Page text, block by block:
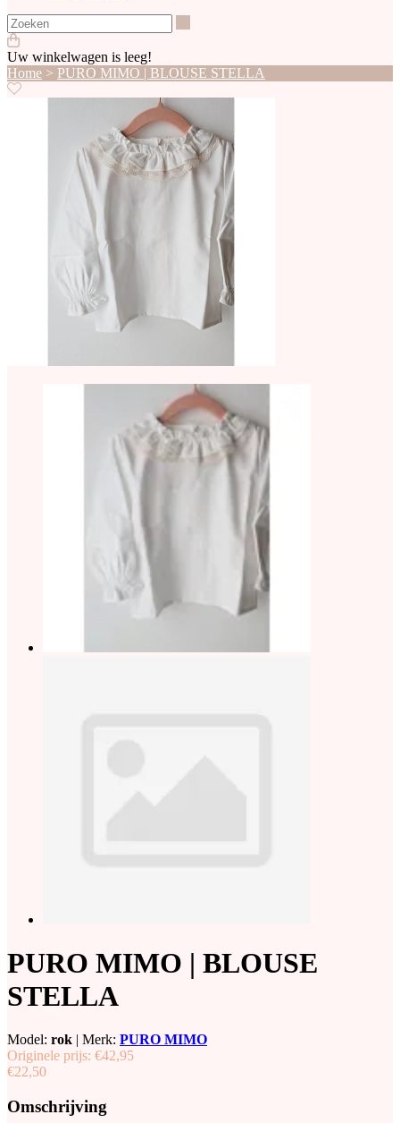
Uw winkelwagen is leeg!
Home > PURO MIMO | BLOUSE STELLA
PURO MIMO | BLOUSE
STELLA
Model: rok | Merk: PURO MIMO
Originele prijs: €42,95
€22,50
Omschrijving